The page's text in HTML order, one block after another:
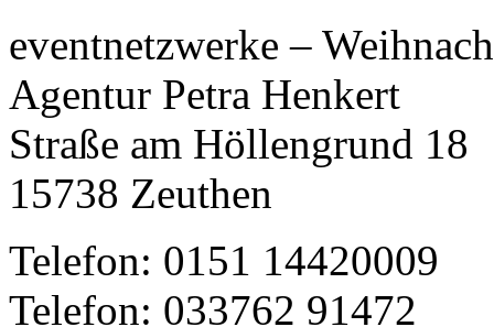
eventnetzwerke –
Agentur Petra Henkert
Straße am Höllengrund 18
15738 Zeuthen
Telefon: 0151 14420009
Telefon: 033762 91472